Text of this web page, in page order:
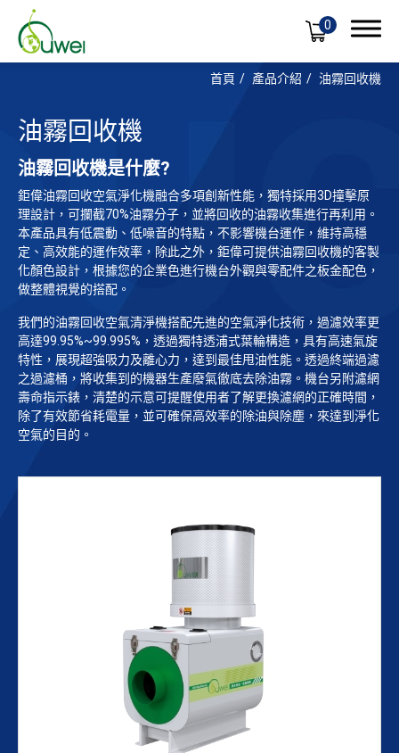
0
首頁 產品介紹 油霧回收機
油霧回收機
油霧回收機是什麼?
鉅偉油霧回收空氣淨化機融合多項創新性能，獨特採用3D撞擊原
理設計，可攔截70%油霧分子，並將回收的油霧收集進行再利用。
本產品具有低震動、低噪音的特點，不影響機台運作，維持高穩
定、高效能的運作效率，除此之外，鉅偉可提供油霧回收機的客製
化顏色設計，根據您的企業色進行機台外觀與零配件之板金配色，
做整體視覺的搭配。
我們的油霧回收空氣清淨機搭配先進的空氣淨化技術，過濾效率更
高達99.95%~99.995%，透過獨特透浦式葉輪構造，具有高速氣旋
特性，展現超強吸力及離心力，達到最佳甩油性能。透過終端過濾
之過濾桶，將收集到的機器生產廢氣徹底去除油霧。機台另附濾網
壽命指示錶，清楚的示意可提醒使用者了解更換濾網的正確時間，
除了有效節省耗電量，並可確保高效率的除油與除塵，來達到淨化
空氣的目的。
產品介紹
油霧回收機
配件區
產品應用
支援服務
最新消息
公司簡介
English